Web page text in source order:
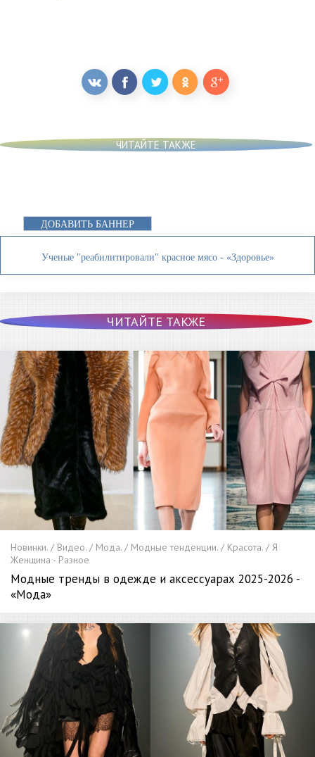
ЧИТАЙТЕ ТАКЖЕ
ДОБАВИТЬ БАННЕР
Ученые "реабилитировали" красное мясо - «Здоровье»
ЧИТАЙТЕ ТАКЖЕ
Новинки. / Видео. / Мода. / Модные тенденции. / Красота. / Я
Женщина - Разное
Модные тренды в одежде и аксессуарах 2025-2026 -
«Мода»